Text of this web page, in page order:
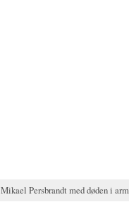
Mikael Persbrandt med døden i